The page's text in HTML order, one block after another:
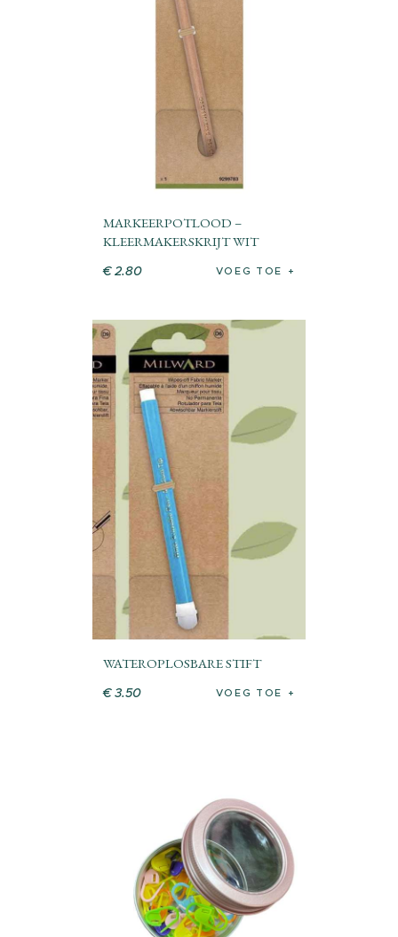
MARKEERPOTLOOD –
KLEERMAKERSKRIJT WIT
€ 2.80 VOEG TOE
WATEROPLOSBARE STIFT
€ 3.50 VOEG TOE